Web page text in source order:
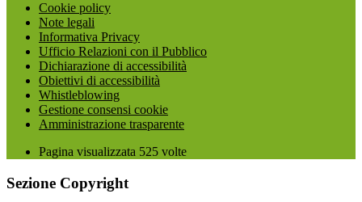
Cookie policy
Note legali
Informativa Privacy
Ufficio Relazioni con il Pubblico
Dichiarazione di accessibilità
Obiettivi di accessibilità
Whistleblowing
Gestione consensi cookie
Amministrazione trasparente
Pagina visualizzata 525 volte
Sezione Copyright